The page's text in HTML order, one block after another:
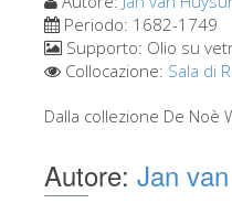
Contattaci
Visita gli
Prenota
Periodo: 1682-1749
Supporto: Olio su
Collocazione: Sala di
Dalla collezione De Noè
Autore: Jan